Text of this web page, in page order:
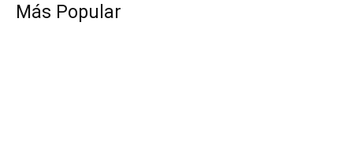
Más Popular